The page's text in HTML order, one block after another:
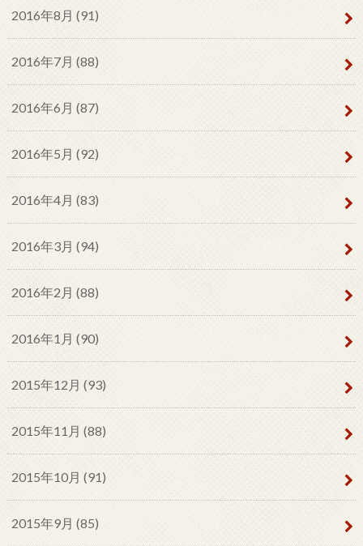
2016年8月 (91)
2016年7月 (88)
2016年6月 (87)
2016年5月 (92)
2016年4月 (83)
2016年3月 (94)
2016年2月 (88)
2016年1月 (90)
2015年12月 (93)
2015年11月 (88)
2015年10月 (91)
2015年9月 (85)